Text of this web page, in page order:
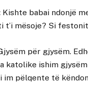
Kishte babai ndonjë
t’i mësoje? Si
për gjysëm.
katolike ishim
im pëlqente të